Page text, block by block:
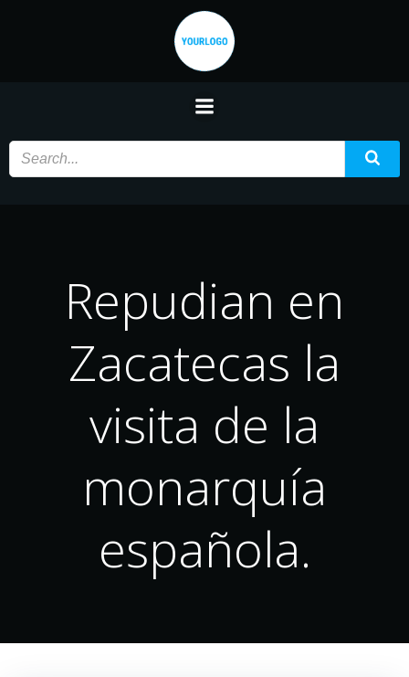
Saltar
contenido
Repudian en
Zacatecas la
visita de la
monarquía
española.